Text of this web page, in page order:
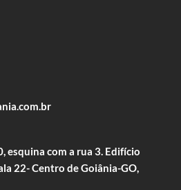
esquina com a rua 3. Edifício
22- Centro de Goiânia-GO,